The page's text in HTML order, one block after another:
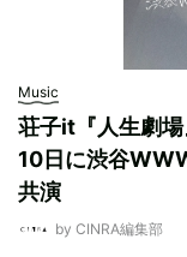
Music
荘子it『人生劇
10日に渋谷
共演
by CINRA編集部